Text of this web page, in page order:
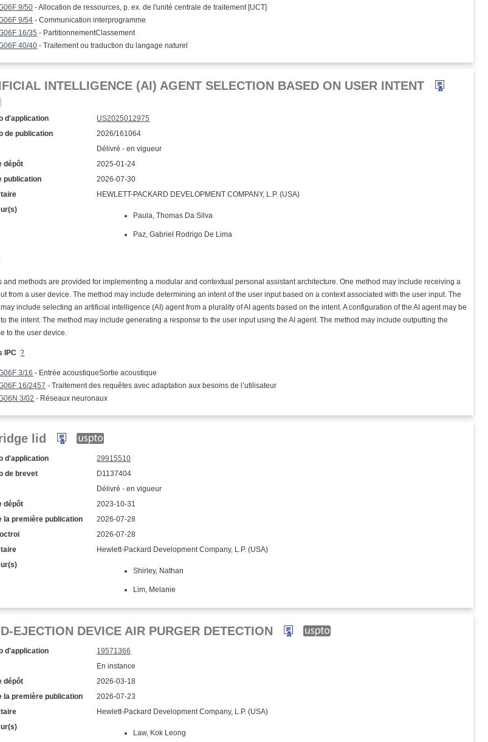
9/50 - Allocation de ressources, p. ex. de l'unité centrale de traitement [UCT]
9/54 - Communication interprogramme
16/35 - PartitionnementClassement
40/40 - Traitement ou traduction du langage naturel
INTELLIGENCE (AI) AGENT SELECTION BASED ON USER INTENT
d'application
US2025012975
de publication
2026/161064
Délivré - en vigueur
dépôt
2025-01-24
publication
2026-07-30
HEWLETT-PACKARD DEVELOPMENT COMPANY, L.P. (USA)
Paula, Thomas Da Silva
Paz, Gabriel Rodrigo De Lima
and methods are provided for implementing a modular and contextual personal assistant architecture. One method may include receiving a
from a user device. The method may include determining an intent of the user input based on a context associated with the user input. The
include selecting an artificial intelligence (AI) agent from a plurality of AI agents based on the intent. A configuration of the AI agent may be
the intent. The method may include generating a response to the user input using the AI agent. The method may include outputting the
to the user device.
IPC ?
3/16 - Entrée acoustiqueSortie acoustique
16/2457 - Traitement des requêtes avec adaptation aux besoins de l’utilisateur
3/02 - Réseaux neuronaux
lid
d'application
29915510
de brevet
D1137404
Délivré - en vigueur
dépôt
2023-10-31
la première publication
2026-07-28
2026-07-28
Hewlett-Packard Development Company, L.P. (USA)
Shirley, Nathan
Lim, Melanie
EJECTION DEVICE AIR PURGER DETECTION
d'application
19571366
En instance
dépôt
2026-03-18
la première publication
2026-07-23
Hewlett-Packard Development Company, L.P. (USA)
Law, Kok Leong